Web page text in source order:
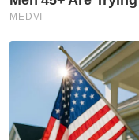
episod
Daily.
Muat turun